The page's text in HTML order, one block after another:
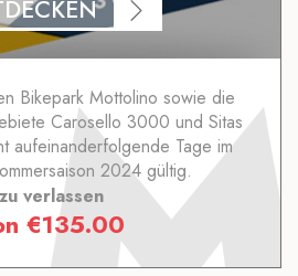
Bikepark Mottolino sowie die
Carosello 3000 und Sitas
aufeinanderfolgende Tage im
2024 gültig.
zu verlassen
€135.00